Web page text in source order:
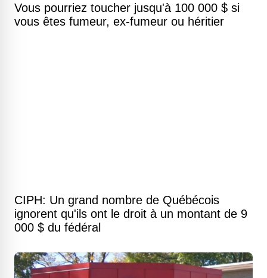
Vous pourriez toucher jusqu'à 100 000 $ si
vous êtes fumeur, ex-fumeur ou héritier
CIPH: Un grand nombre de Québécois
ignorent qu'ils ont le droit à un montant de 9
000 $ du fédéral